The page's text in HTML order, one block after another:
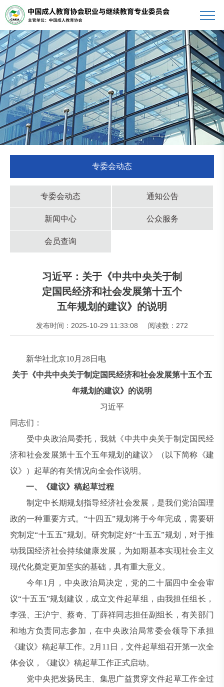
专委会动态
专委会动态 通知公告
新闻中心 公众服务
会员查询
习近平：关于《中共中央关于制
定国民经济和社会发展第十五个
五年规划的建议》的说明
发布时间：2025-10-29 11:33:08 阅读数：272
新华社北京10月28日电
关于《中共中央关于制定国民经济和社会发展第十五个五
年规划的建议》的说明
习近平
同志们：
受中央政治局委托，我就《中共中央关于制定国民经
济和社会发展第十五个五年规划的建议》（以下简称《建
议》）起草的有关情况向全会作说明。
一、《建议》稿起草过程
制定中长期规划指导经济社会发展，是我们党治国理
政的一种重要方式。“十四五”规划将于今年完成，需要研
究制定“十五五”规划。研究制定好“十五五”规划，对于推
动我国经济社会持续健康发展，为如期基本实现社会主义
现代化奠定更加坚实的基础，具有重大意义。
今年1月，中央政治局决定，党的二十届四中全会审
议“十五五”规划建议，成立文件起草组，由我担任组长，
李强、王沪宁、蔡奇、丁薛祥同志担任副组长，有关部门
和地方负责同志参加，在中央政治局常委会领导下承担
《建议》稿起草工作。2月11日，文件起草组召开第一次全
体会议，《建议》稿起草工作正式启动。
党中央把发扬民主、集思广益贯穿文件起草工作全过